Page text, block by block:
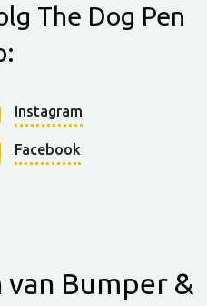
The Dog Pen
Instagram
Facebook
Bumper &